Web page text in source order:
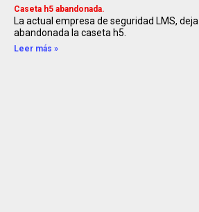
Caseta h5 abandonada.
La actual empresa de seguridad LMS, deja
abandonada la caseta h5.
Leer más »